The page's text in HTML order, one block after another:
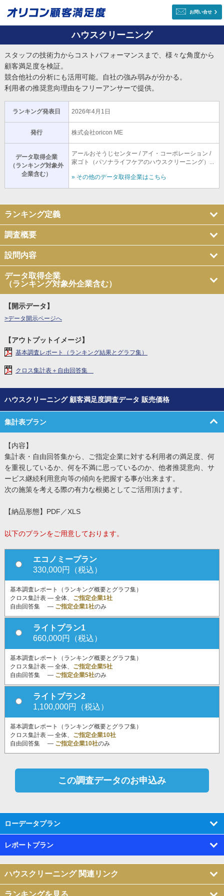
お問い合せ
ハウスクリーニング
スタッフの技術力からコストパフォーマンスまで、様々な角度から
顧客満足度を検証。
競合他社の分析にも活用可能。自社の強み弱みが分かる。
利用者の推奨意向理由をフリーアンサーで提供。
ランキング発表日 2026年4月1日
発行 株式会社oricon ME
データ取得企業
（ランキング対象外
企業含む）
アールおそうじセンター / アイ・コーポレーション /
家ゴト（パソナライフケアのハウスクリーニング）...
» その他のデータ取得企業はこちら
ランキング定義
調査概要
設問内容
データ取得企業
（ランキング対象外企業含む）
【開示データ】
>データ開示ページへ
【アウトプットイメージ】
基本調査レポート（ランキング結果とグラフ集）
クロス集計表＋自由回答集
ハウスクリーニング 顧客満足度調査データ 販売価格
集計表プラン
【内容】
集計表・自由回答集から、ご指定企業に対する利用者の満足度、何
を重視しているか、何を不満に思っているのか、他者推奨意向、サ
ービス継続利用意向等の傾向を把握する事が出来ます。
次の施策を考える際の有力な根拠としてご活用頂けます。
【納品形態】PDF／XLS
以下のプランをご用意しております。
エコノミープラン
330,000円（税込）
基本調査レポート（ランキング概要とグラフ集）
クロス集計表 ― 全体、 ご指定企業1社
自由回答集 ― ご指定企業1社のみ
ライトプラン1
660,000円（税込）
基本調査レポート（ランキング概要とグラフ集）
クロス集計表 ― 全体、 ご指定企業5社
自由回答集 ― ご指定企業5社のみ
ライトプラン2
1,100,000円（税込）
基本調査レポート（ランキング概要とグラフ集）
クロス集計表 ― 全体、 ご指定企業10社
自由回答集 ― ご指定企業10社のみ
ローデータプラン
レポートプラン
ハウスクリーニング 関連リンク
ランキングを見る